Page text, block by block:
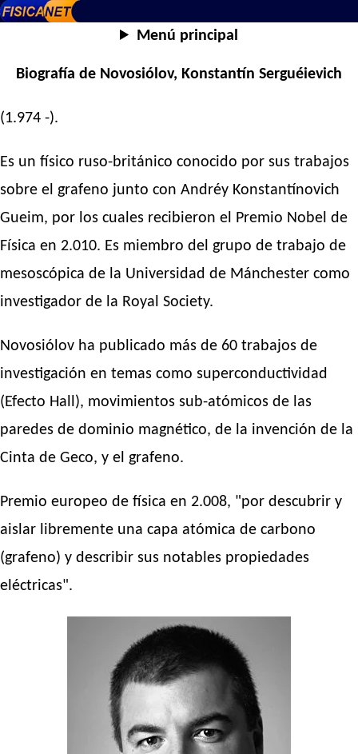
Menú principal
Biografía de Novosiólov, Konstantín Serguéievich
(1.974 -).
Es un físico ruso-británico conocido por sus trabajos
sobre el grafeno junto con Andréy Konstantínovich
Gueim, por los cuales recibieron el Premio Nobel de
Física en 2.010. Es miembro del grupo de trabajo de
mesoscópica de la Universidad de Mánchester como
investigador de la Royal Society.
Novosiólov ha publicado más de 60 trabajos de
investigación en temas como superconductividad
(Efecto Hall), movimientos sub-atómicos de las
paredes de dominio magnético, de la invención de la
Cinta de Geco, y el grafeno.
Premio europeo de física en 2.008, "por descubrir y
aislar libremente una capa atómica de carbono
(grafeno) y describir sus notables propiedades
eléctricas".